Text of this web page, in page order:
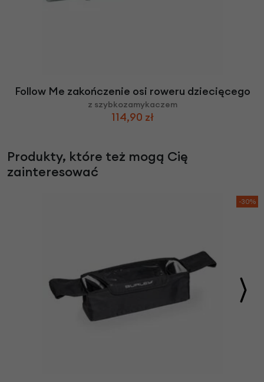
Follow Me zakończenie osi roweru dziecięcego
z szybkozamykaczem
114,90 zł
Produkty, które też mogą Cię
zainteresować
-30%